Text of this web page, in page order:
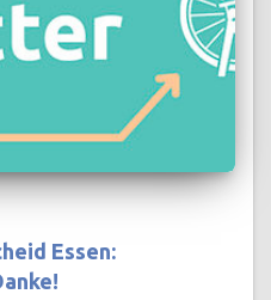
Essen: